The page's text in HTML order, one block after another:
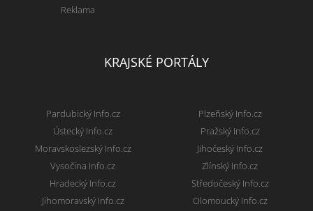
Reklama
KRAJSKÉ PORTÁLY
Pardubický Info.cz
Ústecký Info.cz
Moravskoslezský Info.cz
Vysočina Info.cz
Hradecký Info.cz
Jihomoravský Info.cz
Plzeňský Info.cz
Pražský Info.cz
Jihočeský Info.cz
Zlínský Info.cz
Středočeský Info.cz
Olomoucký Info.cz